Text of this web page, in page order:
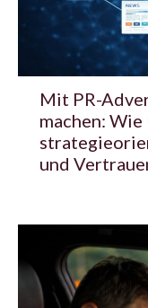
Mit PR-
machen:
und